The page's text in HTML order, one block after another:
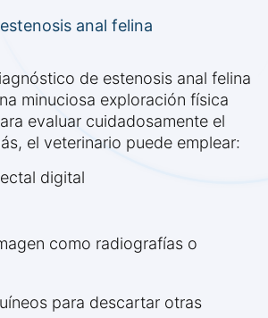
anal felina
de estenosis anal felina
minuciosa exploración física
evaluar cuidadosamente el
el veterinario puede emplear:
digital
como radiografías o
para descartar otras